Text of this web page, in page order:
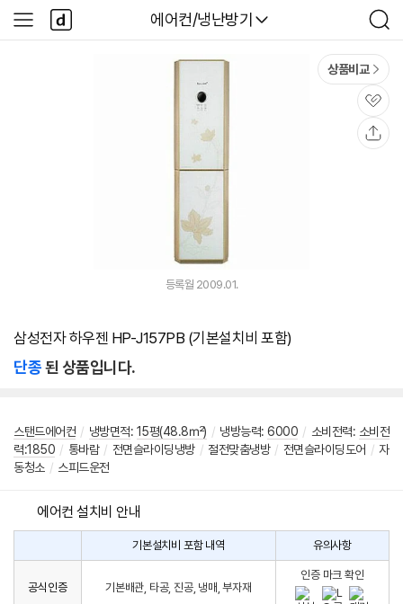
다나와
에어컨/냉난방기
검
색
사
이
다
나
와
상품비교
관
심
등록월 2009.01.
삼성전자 하우젠 HP-J157PB (기본설치비 포함)
단종된 상품입니다.
스탠드에어컨 / 냉방면적: 15평(48.8㎡) / 냉방능력: 6000 / 소비전력: 소비전
력:1850 / 통바람 / 전면슬라이딩냉방 / 절전맞춤냉방 / 전면슬라이딩도어 / 자
동청소 / 스피드운전
에어컨 설치비 안내
컨
설
기본설치비 포함 내역 유의사항
공식인증 기본배관, 타공, 진공, 냉매, 부자재
인증 마크 확인